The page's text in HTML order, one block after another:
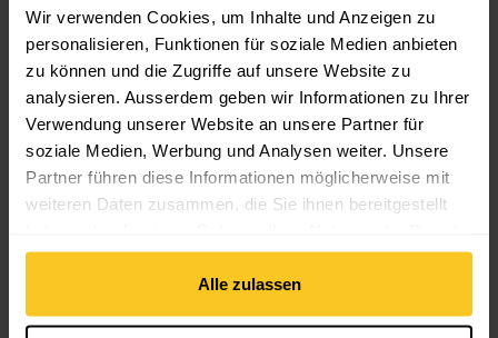
Wir verwenden Cookies, um Inhalte und Anzeigen zu
personalisieren, Funktionen für soziale Medien anbieten
zu können und die Zugriffe auf unsere Website zu
analysieren. Ausserdem geben wir Informationen zu Ihrer
Verwendung unserer Website an unsere Partner für
soziale Medien, Werbung und Analysen weiter. Unsere
Partner führen diese Informationen möglicherweise mit
weiteren Daten zusammen, die Sie ihnen bereitgestellt
gesammelt haben.
Alle zulassen
Masse/Gewicht
Länge: 15.5 cm
Breite: 4 cm
Gewicht in Gramm: 15 g